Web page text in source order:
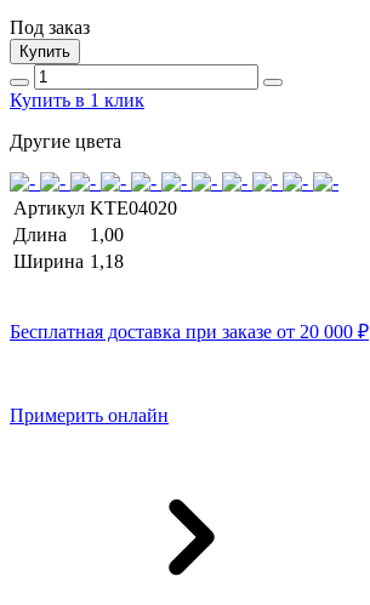
Под заказ
Купить
Купить в 1 клик
Другие цвета
Артикул KTE04020
Длина
1,00
Ширина 1,18
Бесплатная доставка при заказе от 20 000 ₽
Примерить онлайн